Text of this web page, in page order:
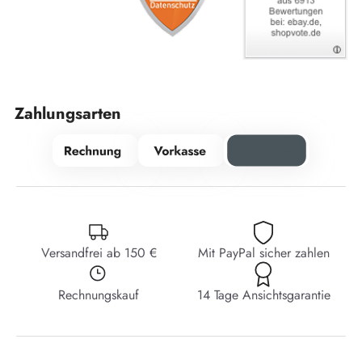
Zahlungsarten
Versandfrei ab 150 € Mit PayPal sicher zahlen
Rechnungskauf 14 Tage Ansichtsgarantie